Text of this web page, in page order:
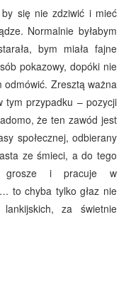
się nie zdziwić i mieć
Normalnie byłabym
bym miała fajne
pokazowy, dopóki nie
odmówić. Zresztą ważna
tym przypadku – pozycji
że ten zawód jest
społecznej, odbierany
ze śmieci, a do tego
grosze i pracuje w
to chyba tylko głaz nie
za świetnie